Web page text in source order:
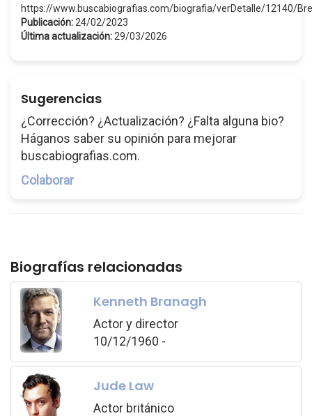
https://www.buscabiografias.com/biografia/verDetalle/12140/
Publicación: 24/02/2023
Última actualización: 29/03/2026
Sugerencias
¿Corrección? ¿Actualización? ¿Falta alguna bio?
Háganos saber su opinión para mejorar
buscabiografias.com.
Colaborar
Biografías relacionadas
Kenneth Branagh
Actor y director
10/12/1960 -
Jude Law
Actor británico